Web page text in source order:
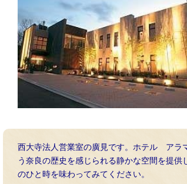
西大寺法人営業室の廣見です。ホテル アラ
う奈良の歴史を感じられる静かな空間を提
のひと時を味わってみてください。